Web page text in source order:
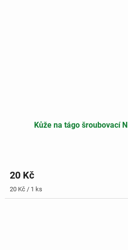
Kůže na tágo šroubovací
20 Kč
Měrná
cena:
20 Kč / 1 ks